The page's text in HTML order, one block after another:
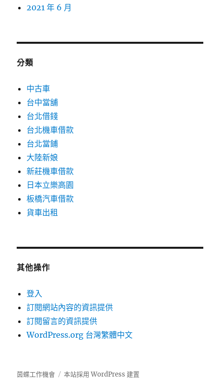
2021 年 6 月
分類
中古車
台中當舖
台北借錢
台北機車借款
台北當鋪
大陸新娘
新莊機車借款
日本立樂高園
板橋汽車借款
貨車出租
其他操作
登入
訂閱網站內容的資訊提供
訂閱留言的資訊提供
WordPress.org 台灣繁體中文
茵蝶工作機會 本站採用 WordPress 建置